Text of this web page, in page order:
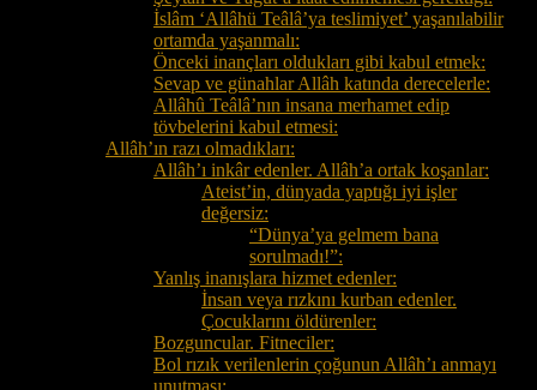
İslâm ‘Allâhü Teâlâ’ya teslimiyet’ yaşanılabilir
ortamda yaşanmalı:
Önceki inançları oldukları gibi kabul etmek:
Sevap ve günahlar Allâh katında derecelerle:
Allâhû Teâlâ’nın insana merhamet edip
tövbelerini kabul etmesi:
Allâh’ın razı olmadıkları:
Allâh’ı inkâr edenler. Allâh’a ortak koşanlar:
Ateist’in, dünyada yaptığı iyi işler
değersiz:
“Dünya’ya gelmem bana
sorulmadı!”:
Yanlış inanışlara hizmet edenler:
İnsan veya rızkını kurban edenler.
Çocuklarını öldürenler:
Bozguncular. Fitneciler:
Bol rızık verilenlerin çoğunun Allâh’ı anmayı
unutması: